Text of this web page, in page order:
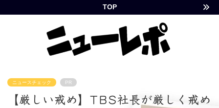
TOP
ニュースチェック PR
【厳しい戒め】TBS社長が厳しく戒め